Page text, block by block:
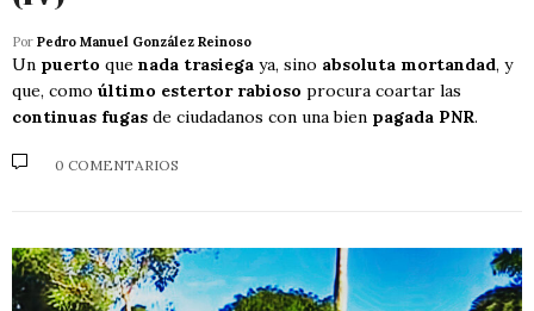
Por Pedro Manuel González Reinoso
Un puerto que nada trasiega ya, sino absoluta mortandad, y
que, como último estertor rabioso procura coartar las
continuas fugas de ciudadanos con una bien pagada PNR.
0 COMENTARIOS